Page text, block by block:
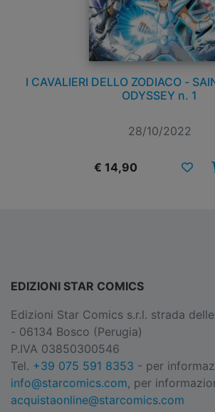
I CAVALIERI DELLO ZODIACO -
ODYSSEY n. 1
28/10/2022
€ 14,90
EDIZIONI STAR COMICS
Edizioni Star Comics s.r.l. strada
- 06134 Bosco (Perugia)
P.IVA 03850300546
Tel. +39 075 591 8353 - per
info@starcomics.com, per
acquistaonline@starcomics.com